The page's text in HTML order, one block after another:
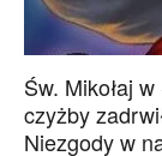
Św. Mikołaj
czyżby
Niezgody w